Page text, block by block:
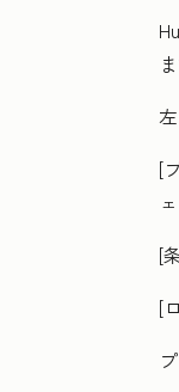
[
[
[